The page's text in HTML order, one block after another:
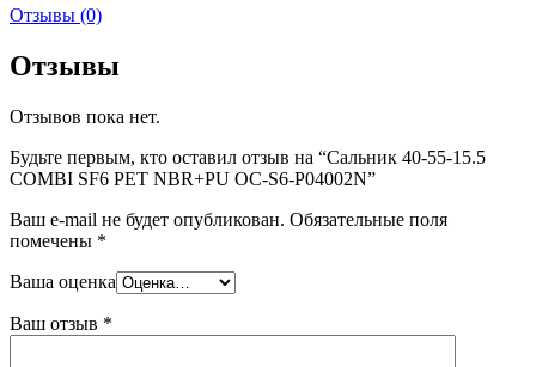
Отзывы (0)
Отзывы
Отзывов пока нет.
Будьте первым, кто оставил отзыв на “Сальник 40-55-15.5
COMBI SF6 PET NBR+PU OC-S6-P04002N”
Ваш e-mail не будет опубликован. Обязательные поля
помечены *
Ваша оценка
Ваш отзыв *